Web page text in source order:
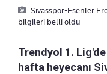
Sivasspor-Esenler
bilgileri belli oldu
Trendyol 1.
hafta heyecanı